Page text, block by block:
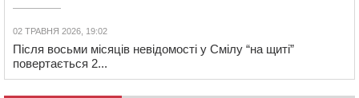
02 ТРАВНЯ 2026, 19:02
Після восьми місяців невідомості у Смілу “на щиті”
повертається 2...